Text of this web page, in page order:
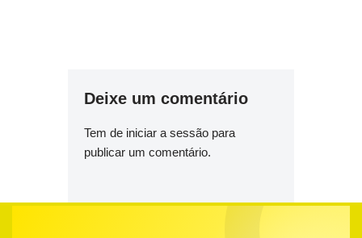
Deixe um comentário
Tem de iniciar a sessão para
publicar um comentário.